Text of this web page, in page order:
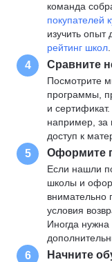
команда
покупателей
изучить опыт
рейтинг школ
4 Сравните
Посмотрите
программы,
и
например, за
доступ к
5 Оформите
Если нашли
школы и
внимательно
условия
Иногда
6 Начните